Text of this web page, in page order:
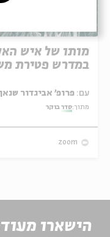
מותו של איש
במדרש פטירת
עם:
מתוך:סדר בוקר
zoom
הישארו